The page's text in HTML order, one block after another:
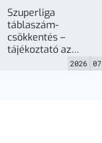
Szuperliga
táblaszám-
csökkentés –
tájékoztató az
Elnökség általi
felülvizsgálatról
2026 07